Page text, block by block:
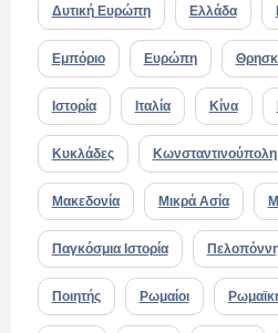
Δυτική Ευρώπη Ελλάδα
Εμπόριο Ευρώπη
Ιστορία Ιταλία Κίνα
Κυκλάδες Κωνσταντινούπολη
Μακεδονία Μικρά Ασία
Παγκόσμια Ιστορία
Ποιητής Ρωμαίοι